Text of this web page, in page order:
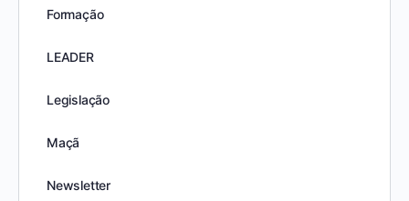
Formação
LEADER
Legislação
Maçã
Newsletter